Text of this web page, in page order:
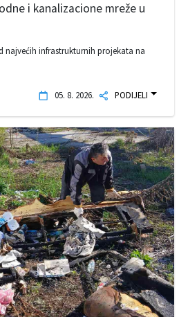
i kanalizacione mreže u
najvećih infrastrukturnih projekata na
05. 8. 2026. PODIJELI